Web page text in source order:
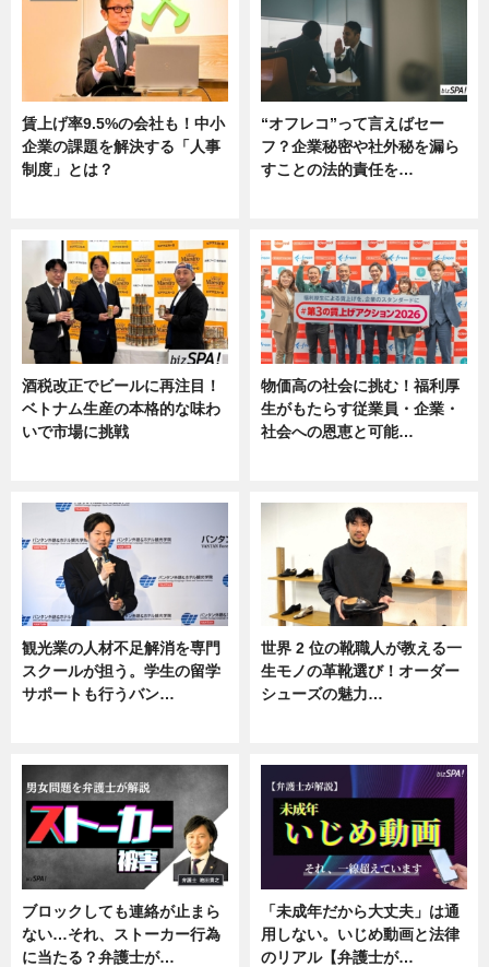
賃上げ率9.5%の会社も！中小
企業の課題を解決する「人事
制度」とは？
“オフレコ”って言えばセー
フ？企業秘密や社外秘を漏ら
すことの法的責任を…
酒税改正でビールに再注目！
ベトナム生産の本格的な味わ
いで市場に挑戦
物価高の社会に挑む！福利厚
生がもたらす従業員・企業・
社会への恩恵と可能…
観光業の人材不足解消を専門
スクールが担う。学生の留学
サポートも行うバン…
世界 2 位の靴職人が教える一
生モノの革靴選び！オーダー
シューズの魅力…
ブロックしても連絡が止まら
ない…それ、ストーカー行為
に当たる？弁護士が…
「未成年だから大丈夫」は通
用しない。いじめ動画と法律
のリアル【弁護士が…